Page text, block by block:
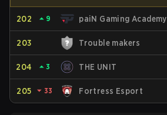
202 ⏶ 9 paiN Gaming Academy
203 Trouble makers
204 ⏶ 3 THE UNIT
205 ⏷ 33 Fortress Esport